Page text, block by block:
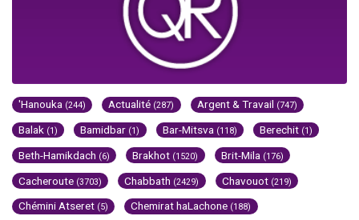
'Hanouka (244) Actualité (287) Argent & Travail (747)
Balak (1) Bamidbar (1) Bar-Mitsva (118) Berechit (1)
Beth-Hamikdach (6) Brakhot (1520) Brit-Mila (176)
Cacheroute (3703) Chabbath (2429) Chavouot (219)
Chémini Atseret (5) Chemirat haLachone (188)